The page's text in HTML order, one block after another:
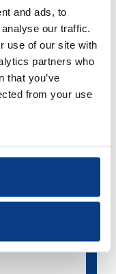
and ads, to
our traffic.
use of our site with
partners who
that you’ve
from your use